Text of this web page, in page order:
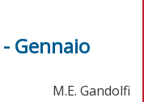
Gennaio
M.E. Gandolfi